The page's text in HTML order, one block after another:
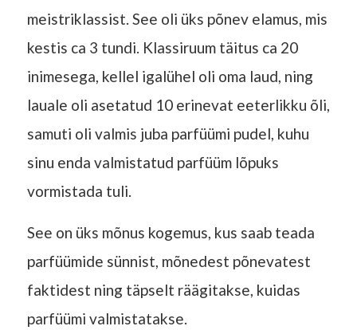
meistriklassist. See oli üks põnev elamus, mis
kestis ca 3 tundi. Klassiruum täitus ca 20
inimesega, kellel igalühel oli oma laud, ning
lauale oli asetatud 10 erinevat eeterlikku õli,
samuti oli valmis juba parfüümi pudel, kuhu
sinu enda valmistatud parfüüm lõpuks
vormistada tuli.
See on üks mõnus kogemus, kus saab teada
parfüümide sünnist, mõnedest põnevatest
faktidest ning täpselt räägitakse, kuidas
parfüümi valmistatakse.